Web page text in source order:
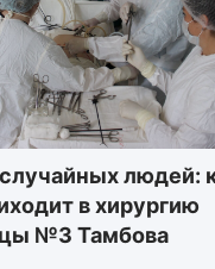
людей:
в хирургию
№3 Тамбова